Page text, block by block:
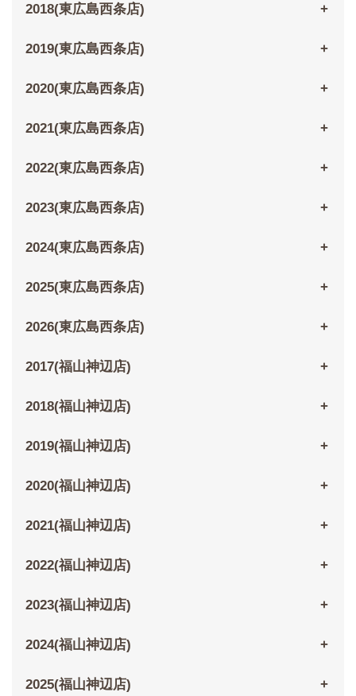
2018(東広島西条店)
2019(東広島西条店)
2020(東広島西条店)
2021(東広島西条店)
2022(東広島西条店)
2023(東広島西条店)
2024(東広島西条店)
2025(東広島西条店)
2026(東広島西条店)
2017(福山神辺店)
2018(福山神辺店)
2019(福山神辺店)
2020(福山神辺店)
2021(福山神辺店)
2022(福山神辺店)
2023(福山神辺店)
2024(福山神辺店)
2025(福山神辺店)